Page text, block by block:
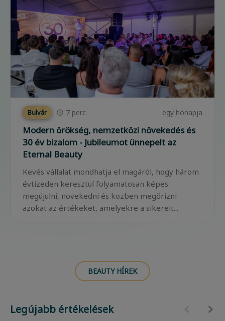
Bulvár 7 perc egy hónapja
Modern örökség, nemzetközi növekedés és
30 év bizalom - Jubileumot ünnepelt az
Eternal Beauty
Kevés vállalat mondhatja el magáról, hogy három
évtizeden keresztül folyamatosan képes
megújulni, növekedni és közben megőrizni
azokat az értékeket, amelyekre a sikereit...
BEAUTY HÍREK
Legújabb értékelések